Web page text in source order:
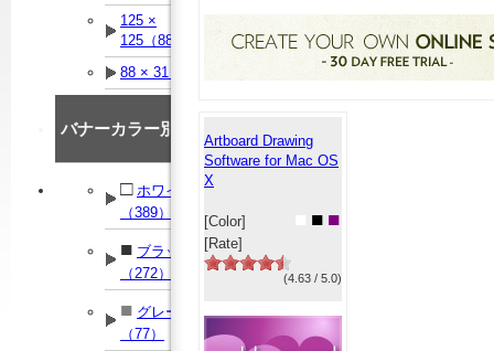
125 ×
125（88）
88 × 31（90）
バナーカラー別
□ ホワイト
（389）
■ ブラック
（272）
■ グレー
（77）
Artboard Drawing
Software for Mac OS
X
[Color] ■ ■
[Rate]
(4.63 / 5.0)